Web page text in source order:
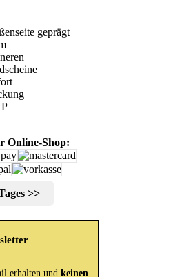
geprägt
Online-Shop:
>>
erhalten und keinen